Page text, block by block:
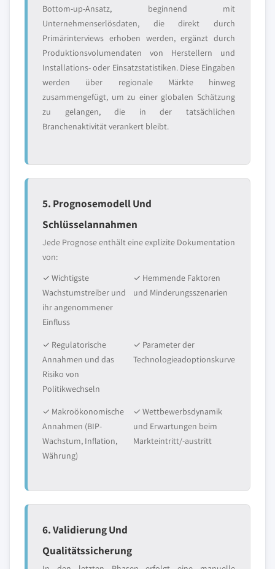
Bottom-up-Ansatz, beginnend mit
Unternehmenserlösdaten, die direkt durch
Primärinterviews erhoben werden, ergänzt durch
Produktionsvolumendaten von Herstellern und
Installations- oder Einsatzstatistiken. Diese Eingaben
werden über regionale Märkte hinweg
zusammengefügt, um zu einer globalen Schätzung
zu gelangen, die in der tatsächlichen
Branchenaktivität verankert bleibt.
5. Prognosemodell Und
Schlüsselannahmen
Jede Prognose enthält eine explizite Dokumentation
von:
✓ Wichtigste
Wachstumstreiber und
ihr angenommener
Einfluss
✓ Hemmende Faktoren
und Minderungsszenarien
✓ Regulatorische
Annahmen und das
Risiko von
Politikwechseln
✓ Parameter der
Technologieadoptionskurve
✓ Makroökonomische
Annahmen (BIP-
Wachstum, Inflation,
Währung)
✓ Wettbewerbsdynamik
und Erwartungen beim
Markteintritt/-austritt
6. Validierung Und
Qualitätssicherung